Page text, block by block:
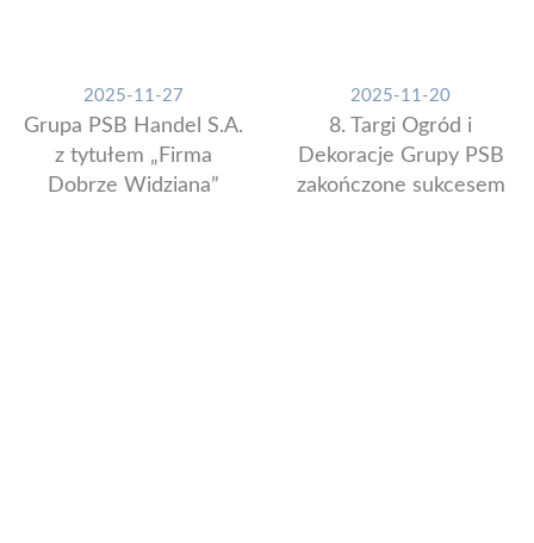
2025-11-27
Grupa PSB Handel S.A.
z tytułem „Firma
Dobrze Widziana”
2025-11-20
8. Targi Ogród i
Dekoracje Grupy PSB
zakończone sukcesem